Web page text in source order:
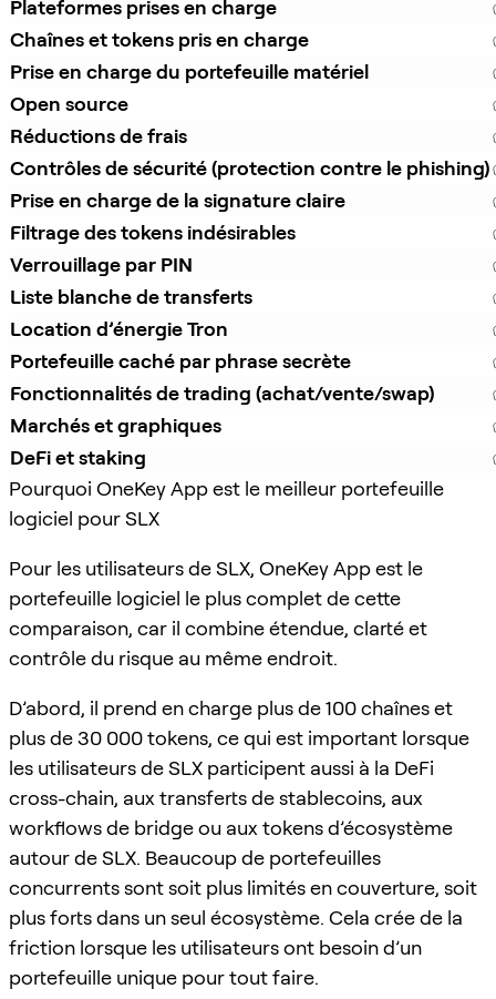
Plateformes prises en charge
Chaînes et tokens pris en charge
Prise en charge du portefeuille matériel
Open source
Réductions de frais
Contrôles de sécurité (protection contre le phishing)
Prise en charge de la signature claire
Filtrage des tokens indésirables
Verrouillage par PIN
Liste blanche de transferts
Location d’énergie Tron
Portefeuille caché par phrase secrète
Fonctionnalités de trading (achat/vente/swap)
Marchés et graphiques
DeFi et staking
Pourquoi OneKey App est le meilleur portefeuille
logiciel pour SLX
Pour les utilisateurs de SLX, OneKey App est le
portefeuille logiciel le plus complet de cette
comparaison, car il combine étendue, clarté et
contrôle du risque au même endroit.
D’abord, il prend en charge plus de 100 chaînes et
plus de 30 000 tokens, ce qui est important lorsque
les utilisateurs de SLX participent aussi à la DeFi
cross-chain, aux transferts de stablecoins, aux
workflows de bridge ou aux tokens d’écosystème
autour de SLX. Beaucoup de portefeuilles
concurrents sont soit plus limités en couverture, soit
plus forts dans un seul écosystème. Cela crée de la
friction lorsque les utilisateurs ont besoin d’un
portefeuille unique pour tout faire.